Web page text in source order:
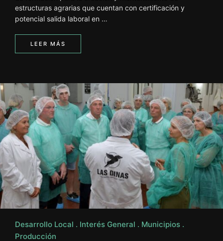
estructuras agrarias que cuentan con certificación y
potencial salida laboral en …
LEER MÁS
Desarrollo Local Interés General
Municipios
Producción